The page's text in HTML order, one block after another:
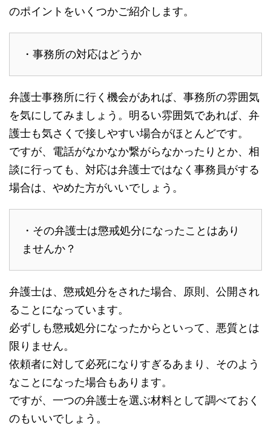
のポイントをいくつかご紹介します。
・事務所の対応はどうか
弁護士事務所に行く機会があれば、事務所の雰囲気
を気にしてみましょう。明るい雰囲気であれば、弁
護士も気さくで接しやすい場合がほとんどです。
ですが、電話がなかなか繋がらなかったりとか、相
談に行っても、対応は弁護士ではなく事務員がする
場合は、やめた方がいいでしょう。
・その弁護士は懲戒処分になったことはあり
ませんか？
弁護士は、懲戒処分をされた場合、原則、公開され
ることになっています。
必ずしも懲戒処分になったからといって、悪質とは
限りません。
依頼者に対して必死になりすぎるあまり、そのよう
なことになった場合もあります。
ですが、一つの弁護士を選ぶ材料として調べておく
のもいいでしょう。